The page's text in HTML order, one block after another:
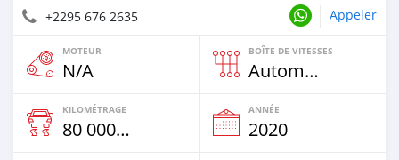
+2295 676 2635 Appeler
MOTEUR
N/A
BOÎTE DE VITESSES
Automatique
KILOMÉTRAGE
80 000 Km
ANNÉE
2020